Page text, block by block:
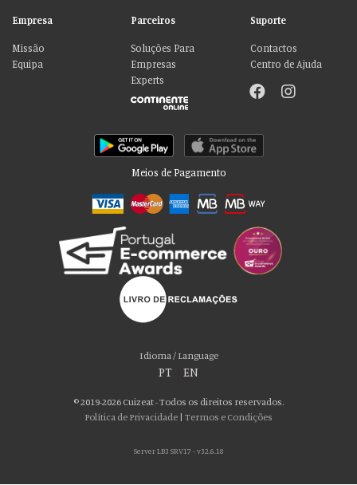
Empresa
Missão
Equipa
Parceiros
Soluções Para
Empresas
Experts
Suporte
Contactos
Centro de Ajuda
Meios de Pagamento
Idioma / Language
PT EN
© 2019-2026 Cuizeat - Todos os direitos reservados.
Política de Privacidade | Termos e Condições
Server LB3 SRV17 - v32.6.18
Por favor aceite as nossas deliciosas
Usamos cookies para personalizar conteúdo e anúncios, fornecer recursos
de mídia social e analisar nosso tráfego. Também compartilhamos
social, publicidade e análise, que podem combiná-lo com outras informações
que você forneceu a eles ou que coletaram do uso de seus serviços. Você